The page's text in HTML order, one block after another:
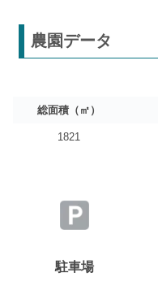
農園データ
総面積（㎡）
1821
駐車場